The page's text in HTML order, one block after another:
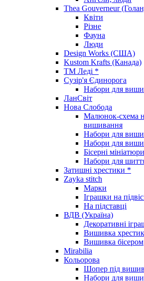
Thea Gouverneur
Квіти
Різне
Фауна
Люди
Design Works (США)
Kustom Krafts (Канада)
ТМ Леді *
Сузір'я Єдинорога
Набори для
ЛанСвіт
Нова Слобода
Малюнок-схема
вишивання
Набори для
Набори для
Бісерні мініатюри
Набори для
Затишні хрестики *
Zayka stitch
Марки
Іграшки на
На підставці
ВДВ (Україна)
Декоративні
Вишивка
Вишивка бісером
Mirabilia
Кольорова
Шопер під
Набори для